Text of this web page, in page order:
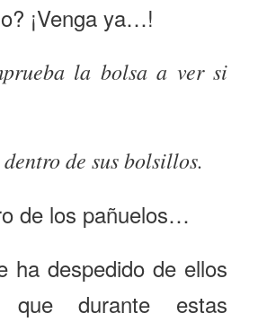
¡Venga ya…!
la bolsa a ver si
de sus bolsillos.
de los pañuelos…
ha despedido de ellos
que durante estas